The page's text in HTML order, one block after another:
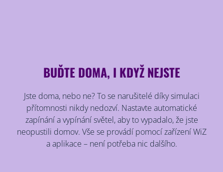
BUĎTE DOMA, I KDYŽ NEJSTE
Jste doma, nebo ne? To se narušitelé díky simulaci
přítomnosti nikdy nedozví. Nastavte automatické
zapínání a vypínání světel, aby to vypadalo, že jste
neopustili domov. Vše se provádí pomocí zařízení WiZ
a aplikace – není potřeba nic dalšího.